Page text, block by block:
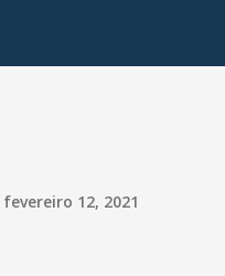
fevereiro 12, 2021